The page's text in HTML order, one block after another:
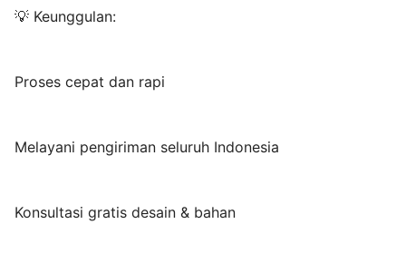
💡 Keunggulan:
Proses cepat dan rapi
Melayani pengiriman seluruh Indonesia
Konsultasi gratis desain & bahan